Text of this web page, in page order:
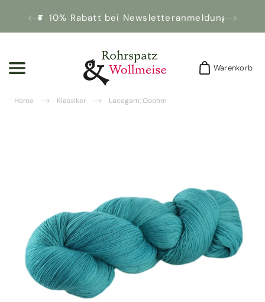
10% Rabatt bei Newsletteranmeldung!
Warenkorb
Warenkorb
Home Klassiker Lacegarn: Ooohm